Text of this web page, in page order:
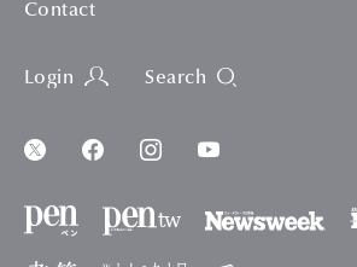
Contact
Login Search